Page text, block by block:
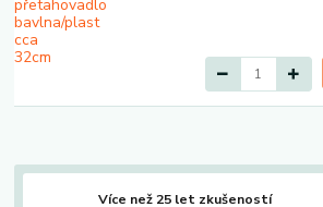
Více než 25 let zkušeností